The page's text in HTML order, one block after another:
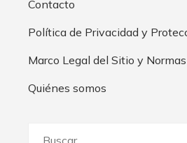
Contacto
Política de Privacidad y
Marco Legal del Sitio y
Quiénes somos